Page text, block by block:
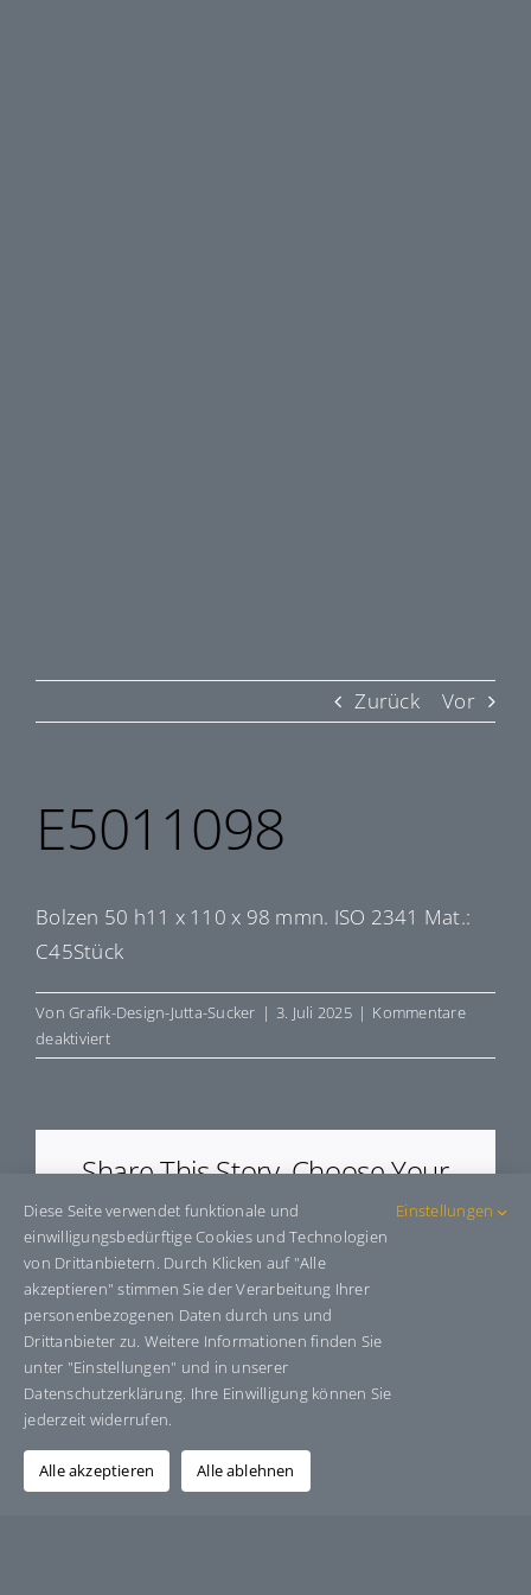
Zurück Vor
E5011098
Bolzen 50 h11 x 110 x 98 mmn. ISO 2341 Mat.:
C45Stück
VonGrafik-Design-Jutta-Sucker | 3. Juli 2025 | Kommentare
deaktiviertfür
E5011098
Share This Story, Choose Your
Platform!
Facebook Bluesky WhatsAppTelegram
E-
Mail
Über den Autor: Grafik-Design-Jutta-Sucker
Diese Seite verwendet funktionale und
einwilligungsbedürftige Cookies und Technologien
von Drittanbietern. Durch Klicken auf "Alle
akzeptieren" stimmen Sie der Verarbeitung Ihrer
personenbezogenen Daten durch uns und
Drittanbieter zu. Weitere Informationen finden Sie
unter "Einstellungen" und in unserer
Datenschutzerklärung. Ihre Einwilligung können Sie
jederzeit widerrufen.
Einstellungen
Alle akzeptieren Alle ablehnen